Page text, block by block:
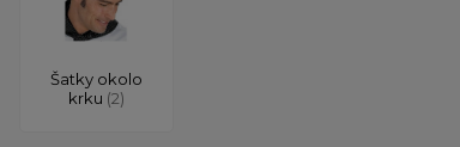
Šatky okolo
krku (2)